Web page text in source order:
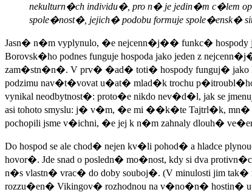
nekulturn�ch individu�, pro n� je jedin�m c�lem
spole�nost�, jejich� podobu formuje spole�ensk�
Jasn� n�m vyplynulo, �e nejcenn�j�� funkc� hospody
Borovsk�ho podnes funguje hospoda jako jeden z
zam�stn�n�. V prv� �ad� toti� hospody funguj� jako
podzimu nav�t�vovat u�at� mlad�k trochu
vynikal neodbytnost�: proto�e nikdo nev�d�l, jak se
asi tohoto smyslu: j� v�m, �e mi ��k�te Tajtrl�k, mn�
pochopili jsme v�ichni, �e jej k n�m zahnaly dlouh�
Do hospod se ale chod� nejen kv�li pohod� a hladce
hovor�. Jde snad o posledn� mo�nost, kdy si dva
n�s vlastn� vrac� do doby souboj�. (V minulosti jim
rozzu�en� Vikingov� rozhodnou na v�no�n�